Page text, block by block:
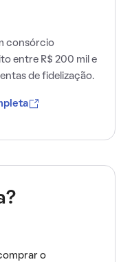
consórcio
entre R$ 200 mil e
de fidelização.
o